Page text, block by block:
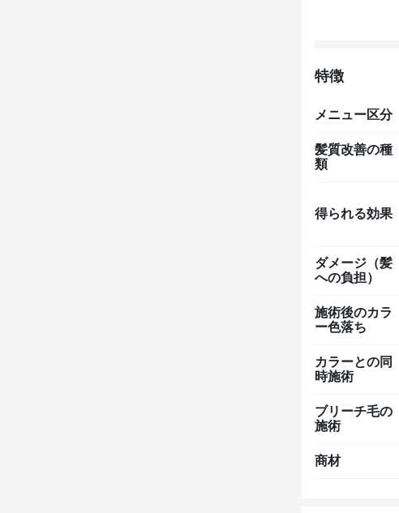
特徴
メニュー区分
髪質改善の種
類
得られる効果
ダメージ（髪
への負担）
施術後のカラ
ー色落ち
カラーとの同
時施術
ブリーチ毛の
施術
商材